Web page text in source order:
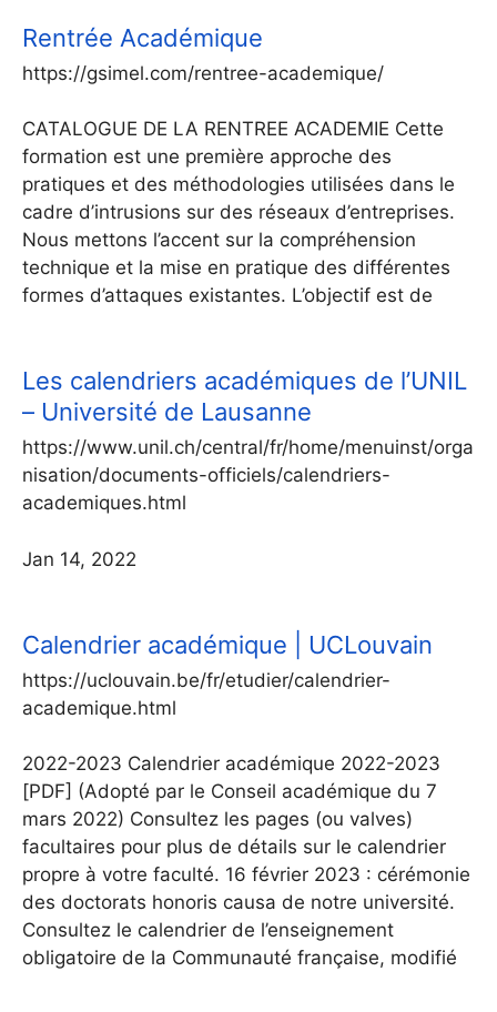
Rentrée Académique
https://gsimel.com/rentree-academique/
CATALOGUE DE LA RENTREE ACADEMIE Cette
formation est une première approche des
pratiques et des méthodologies utilisées dans le
cadre d’intrusions sur des réseaux d’entreprises.
Nous mettons l’accent sur la compréhension
technique et la mise en pratique des différentes
formes d’attaques existantes. L’objectif est de
Les calendriers académiques de l’UNIL
– Université de Lausanne
https://www.unil.ch/central/fr/home/menuinst/orga
nisation/documents-officiels/calendriers-
academiques.html
Jan 14, 2022
Calendrier académique | UCLouvain
https://uclouvain.be/fr/etudier/calendrier-
academique.html
2022-2023 Calendrier académique 2022-2023
[PDF] (Adopté par le Conseil académique du 7
mars 2022) Consultez les pages (ou valves)
facultaires pour plus de détails sur le calendrier
propre à votre faculté. 16 février 2023 : cérémonie
des doctorats honoris causa de notre université.
Consultez le calendrier de l’enseignement
obligatoire de la Communauté française, modifié